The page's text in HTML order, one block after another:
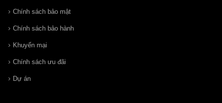
Chính sách bảo mật
Chính sách bảo hành
Khuyến mại
Chính sách ưu đãi
Dự án